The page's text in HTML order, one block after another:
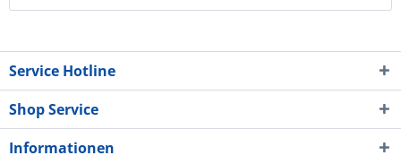
Service Hotline
Shop Service
Informationen